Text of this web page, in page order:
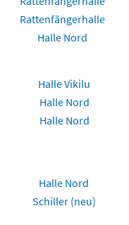
Rattenfängerhalle
Halle Nord
Halle Vikilu
Halle Nord
Halle Nord
Halle Nord
Schiller (neu)